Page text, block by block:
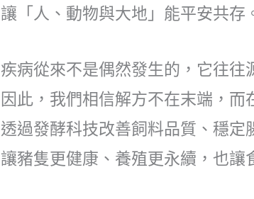
讓「人、動物與大地」能平安共存
疾病從來不是偶然發生的，它往往
因此，我們相信解方不在末端，而
透過發酵科技改善飼料品質、穩定
讓豬隻更健康、養殖更永續，也讓